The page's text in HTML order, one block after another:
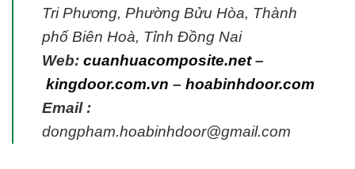
Tri Phương, Phường Bửu Hòa, Thành
phố Biên Hoà, Tỉnh Đồng Nai
Web: cuanhuacomposite.net–
kingdoor.com.vn – hoabinhdoor.com
Email :
dongpham.hoabinhdoor@gmail.com